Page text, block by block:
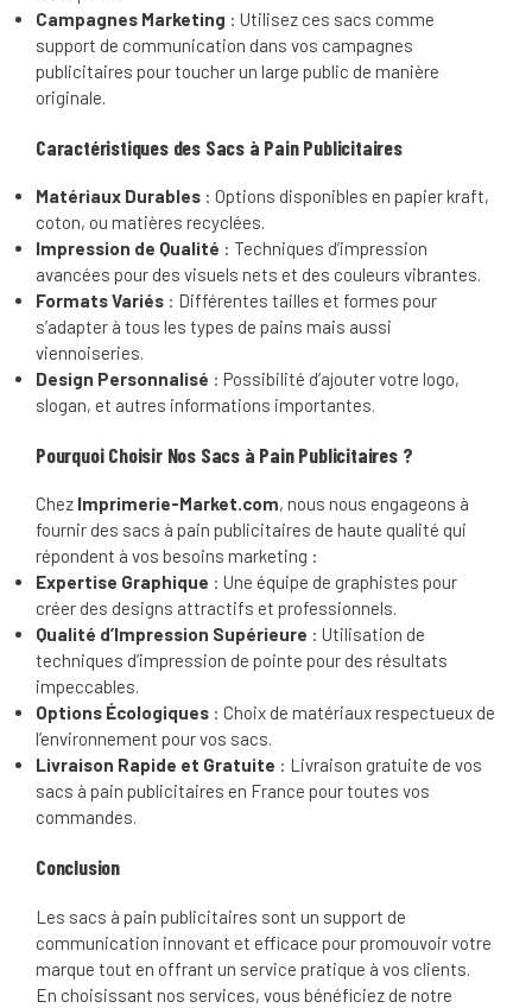
Campagnes Marketing : Utilisez ces sacs comme
support de communication dans vos campagnes
publicitaires pour toucher un large public de manière
originale.
Caractéristiques des Sacs à Pain Publicitaires
Matériaux Durables : Options disponibles en papier kraft,
coton, ou matières recyclées.
Impression de Qualité : Techniques d’impression
avancées pour des visuels nets et des couleurs vibrantes.
Formats Variés : Différentes tailles et formes pour
s’adapter à tous les types de pains mais aussi
viennoiseries.
Design Personnalisé : Possibilité d’ajouter votre logo,
slogan, et autres informations importantes.
Pourquoi Choisir Nos Sacs à Pain Publicitaires ?
Chez Imprimerie-Market.com, nous nous engageons à
fournir des sacs à pain publicitaires de haute qualité qui
répondent à vos besoins marketing :
Expertise Graphique : Une équipe de graphistes pour
créer des designs attractifs et professionnels.
Qualité d’Impression Supérieure : Utilisation de
techniques d’impression de pointe pour des résultats
impeccables.
Options Écologiques : Choix de matériaux respectueux de
l’environnement pour vos sacs.
Livraison Rapide et Gratuite : Livraison gratuite de vos
sacs à pain publicitaires en France pour toutes vos
commandes.
Conclusion
Les sacs à pain publicitaires sont un support de
communication innovant et efficace pour promouvoir votre
marque tout en offrant un service pratique à vos clients.
En choisissant nos services, vous bénéficiez de notre